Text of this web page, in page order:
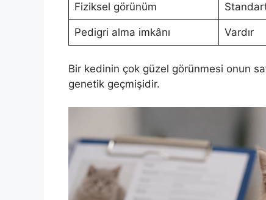
Fiziksel görünüm
Pedigri alma imkânı Vardır
Bir kedinin çok güzel görünmesi onun
genetik geçmişidir.